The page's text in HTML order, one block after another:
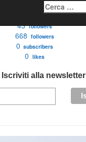
Ricerca
per:
43 followers
668 followers
0 subscribers
0 likes
alla newsletter